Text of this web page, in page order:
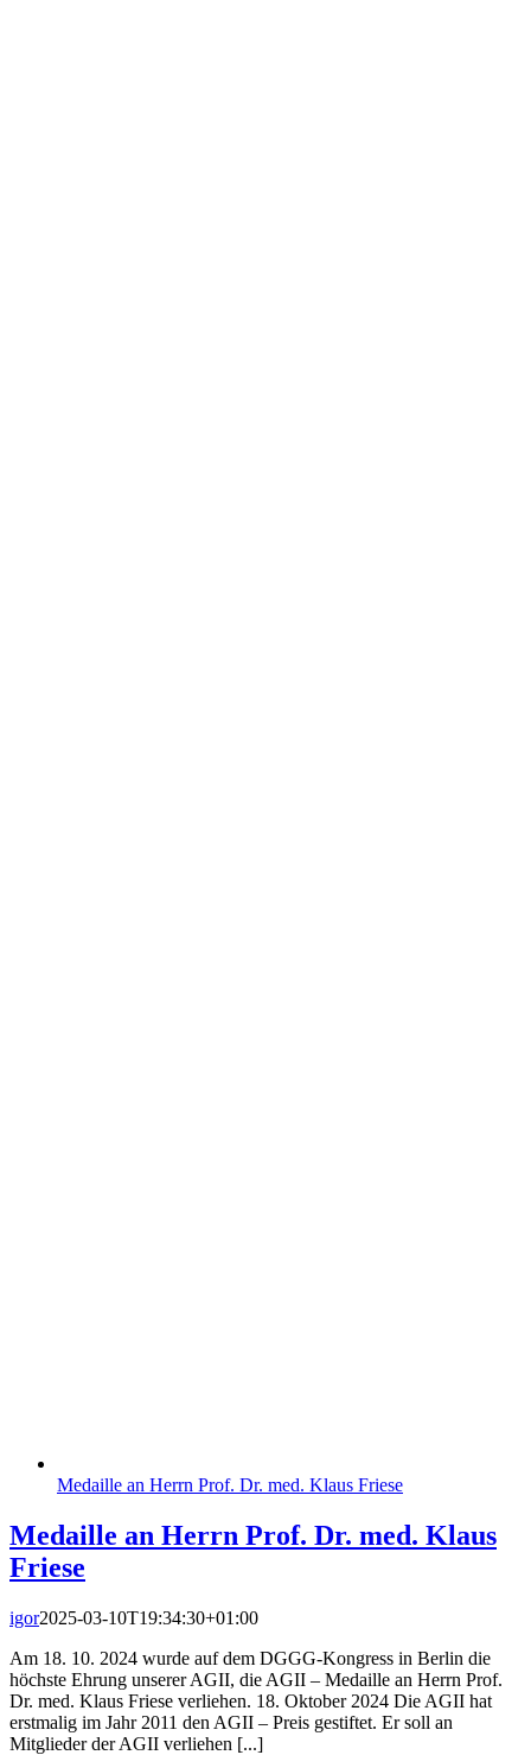
Medaille an Herrn Prof. Dr. med. Klaus Friese
Medaille an Herrn Prof. Dr. med. Klaus
Friese
igor2025-03-10T19:34:30+01:00
Am 18. 10. 2024 wurde auf dem DGGG-Kongress in Berlin die
höchste Ehrung unserer AGII, die AGII – Medaille an Herrn Prof.
Dr. med. Klaus Friese verliehen. 18. Oktober 2024 Die AGII hat
erstmalig im Jahr 2011 den AGII – Preis gestiftet. Er soll an
Mitglieder der AGII verliehen [...]